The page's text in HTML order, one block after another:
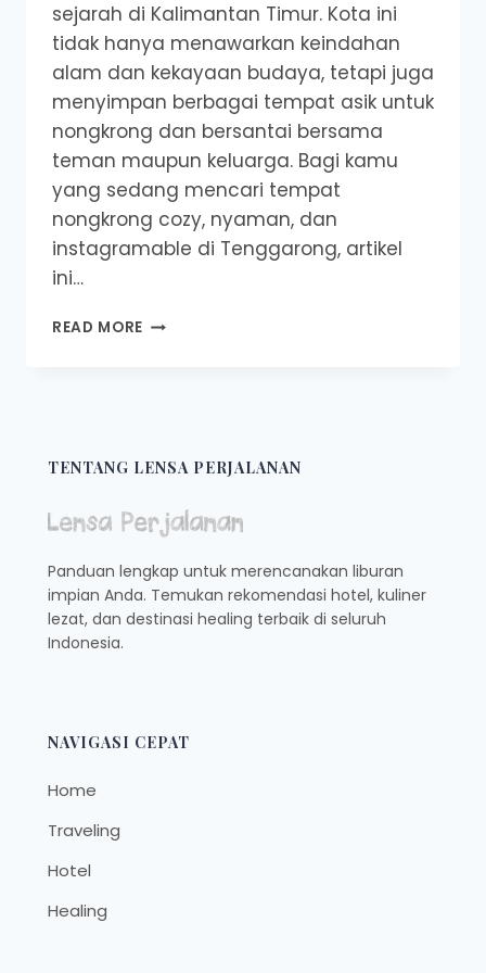
sejarah di Kalimantan Timur. Kota ini
tidak hanya menawarkan keindahan
alam dan kekayaan budaya, tetapi juga
menyimpan berbagai tempat asik untuk
nongkrong dan bersantai bersama
teman maupun keluarga. Bagi kamu
yang sedang mencari tempat
nongkrong cozy, nyaman, dan
instagramable di Tenggarong, artikel
ini…
READ MORE REKOMENDASI
TENTANG LENSA PERJALANAN
Panduan lengkap untuk merencanakan liburan
impian Anda. Temukan rekomendasi hotel, kuliner
lezat, dan destinasi healing terbaik di seluruh
Indonesia.
NAVIGASI CEPAT
Home
Traveling
Hotel
Healing